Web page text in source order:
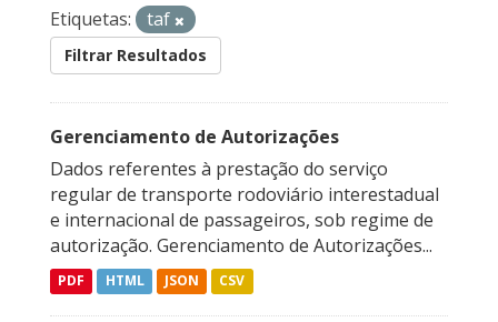
Etiquetas: taf
Filtrar Resultados
Gerenciamento de Autorizações
Dados referentes à prestação do serviço
regular de transporte rodoviário interestadual
e internacional de passageiros, sob regime de
autorização. Gerenciamento de Autorizações...
PDF HTML JSON CSV